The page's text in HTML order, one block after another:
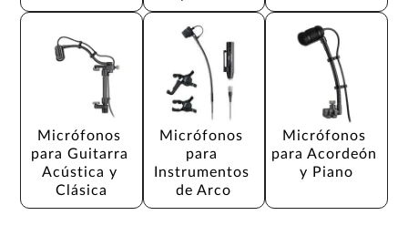
Micrófonos
para Guitarra
Acústica y
Clásica
Micrófonos
para
Instrumentos
de Arco
Micrófonos
para Acordeón
y Piano